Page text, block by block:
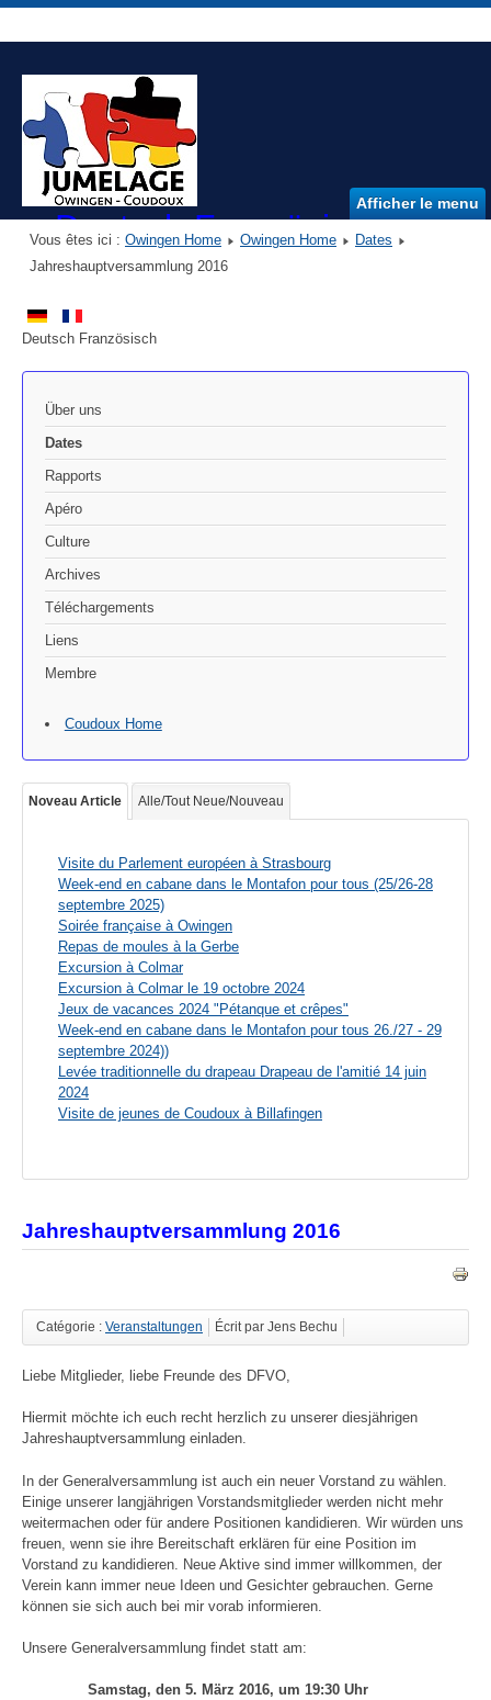
Deutsch Französischer
DFVO e.V.
Afficher le menu
Vous êtes ici : Owingen Home Owingen Home
Dates
Jahreshauptversammlung 2016
Deutsch Französisch
Über uns
Dates
Rapports
Apéro
Culture
Archives
Téléchargements
Liens
Membre
Coudoux Home
Noveau Article Alle/Tout Neue/Nouveau
Visite du Parlement européen à Strasbourg
Week-end en cabane dans le Montafon pour tous (25/26-28
septembre 2025)
Soirée française à Owingen
Repas de moules à la Gerbe
Excursion à Colmar
Excursion à Colmar le 19 octobre 2024
Jeux de vacances 2024 "Pétanque et crêpes"
Week-end en cabane dans le Montafon pour tous 26./27 - 29
septembre 2024))
Levée traditionnelle du drapeau Drapeau de l'amitié 14 juin
2024
Visite de jeunes de Coudoux à Billafingen
Jahreshauptversammlung 2016
Catégorie : Veranstaltungen Écrit par Jens Bechu
Liebe Mitglieder, liebe Freunde des DFVO,
Hiermit möchte ich euch recht herzlich zu unserer diesjährigen
Jahreshauptversammlung einladen.
In der Generalversammlung ist auch ein neuer Vorstand zu wählen.
Einige unserer langjährigen Vorstandsmitglieder werden nicht mehr
weitermachen oder für andere Positionen kandidieren. Wir würden uns
freuen, wenn sie ihre Bereitschaft erklären für eine Position im
Vorstand zu kandidieren. Neue Aktive sind immer willkommen, der
Verein kann immer neue Ideen und Gesichter gebrauchen. Gerne
können sie sich auch bei mir vorab informieren.
Unsere Generalversammlung findet statt am:
Samstag, den 5. März 2016, um 19:30 Uhr